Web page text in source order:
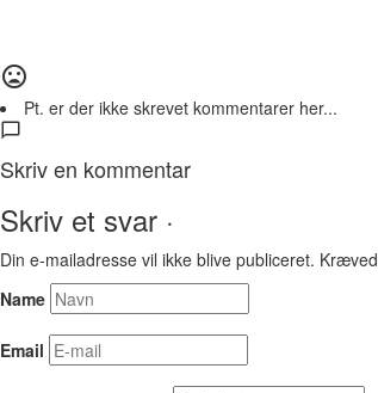
Pt. er der ikke skrevet kommentarer her...
Skriv en kommentar
Skriv et svar ·
Din e-mailadresse vil ikke blive publiceret.
Name
Email